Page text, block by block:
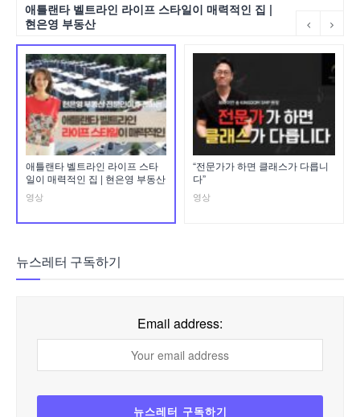
애틀랜타 벨트라인 라이프 스타일이 매력적인 집 |
현은영 부동산
애틀랜타 벨트라인 라이프 스타
일이 매력적인 집 | 현은영 부동산
영상
“전문가가 하면 클래스가 다릅니
다”
영상
뉴스레터 구독하기
Email address: